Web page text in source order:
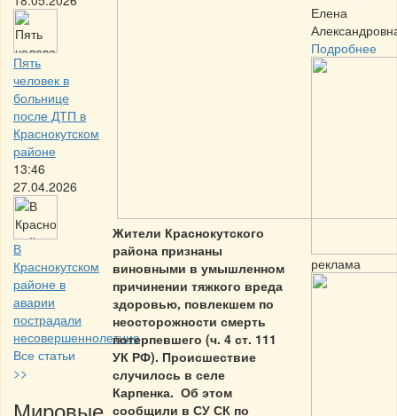
Пять
человек в
больнице
после ДТП в
Краснокутском
районе
13:46
27.04.2026
В
Краснокутском
районе в
аварии
пострадали
несовершеннолетние
Все статьи
>>
Жители Краснокутского
района признаны
виновными в умышленном
причинении тяжкого вреда
здоровью, повлекшем по
неосторожности смерть
потерпевшего (ч. 4 ст. 111
УК РФ). Происшествие
случилось в селе
Карпенка. Об этом
сообщили в СУ СК по
Елена
Подробнее
реклама